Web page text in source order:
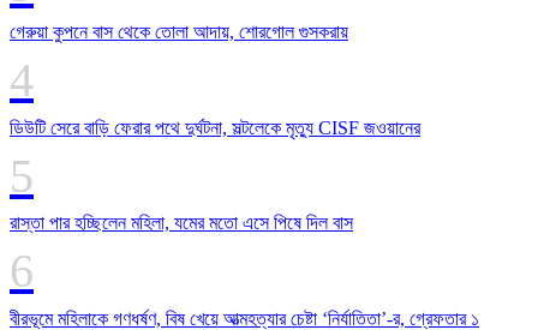
গেরুয়া কুপনে বাস থেকে তোলা আদায়, শোরগোল গুসকরায়
ডিউটি সেরে বাড়ি ফেরার পথে দুর্ঘটনা, সল্টলেকে মৃত্যু CISF জওয়ানের
রাস্তা পার হচ্ছিলেন মহিলা, যমের মতো এসে পিষে দিল বাস
বীরভূমে মহিলাকে গণধর্ষণ, বিষ খেয়ে আত্মহত্যার চেষ্টা ‘নির্যাতিতা’-র, গ্রেফতার ১